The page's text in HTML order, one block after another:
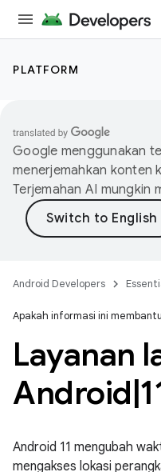
PLATFORM
Google menggunakan
menerjemahkan konten
Terjemahan AI mungkin
Android Developers
Apakah informasi ini
Layanan
Android|
Android 11 mengubah
mengakses lokasi